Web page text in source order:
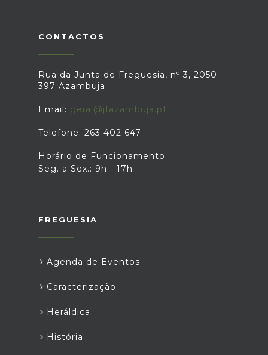
CONTACTOS
Rua da Junta de Freguesia, nº 3, 2050-
397 Azambuja
Email: geral@jfazambuja.pt
Telefone: 263 402 647
Horário de Funcionamento:
Seg. a Sex.: 9h - 17h
FREGUESIA
Agenda de Eventos
Caracterização
Heráldica
História